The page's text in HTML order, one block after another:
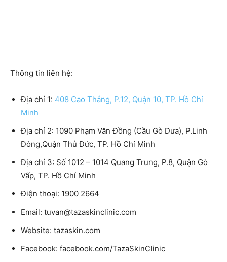
Thông tin liên hệ:
Địa chỉ 1: 408 Cao Thắng, P.12, Quận 10, TP. Hồ Chí
Minh
Địa chỉ 2: 1090 Phạm Văn Đồng (Cầu Gò Dưa), P.Linh
Đông,Quận Thủ Đức, TP. Hồ Chí Minh
Địa chỉ 3: Số 1012 – 1014 Quang Trung, P.8, Quận Gò
Vấp, TP. Hồ Chí Minh
Điện thoại: 1900 2664
Email: tuvan@tazaskinclinic.com
Website: tazaskin.com
Facebook: facebook.com/TazaSkinClinic